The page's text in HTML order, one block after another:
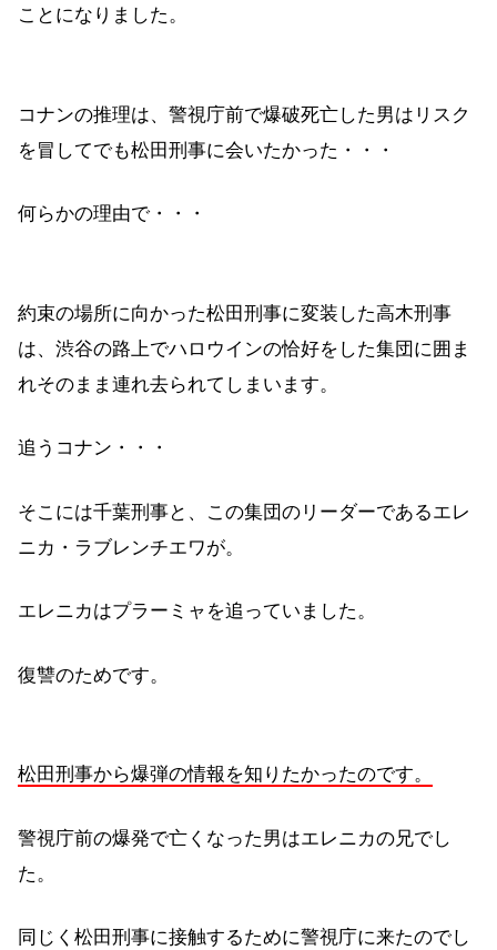
ことになりました。
コナンの推理は、警視庁前で爆破死亡した男はリスク
を冒してでも松田刑事に会いたかった・・・
何らかの理由で・・・
約束の場所に向かった松田刑事に変装した高木刑事
は、渋谷の路上でハロウインの恰好をした集団に囲ま
れそのまま連れ去られてしまいます。
追うコナン・・・
そこには千葉刑事と、この集団のリーダーであるエレ
ニカ・ラブレンチエワが。
エレニカはプラーミャを追っていました。
復讐のためです。
松田刑事から爆弾の情報を知りたかったのです。
警視庁前の爆発で亡くなった男はエレニカの兄でし
た。
同じく松田刑事に接触するために警視庁に来たのでし